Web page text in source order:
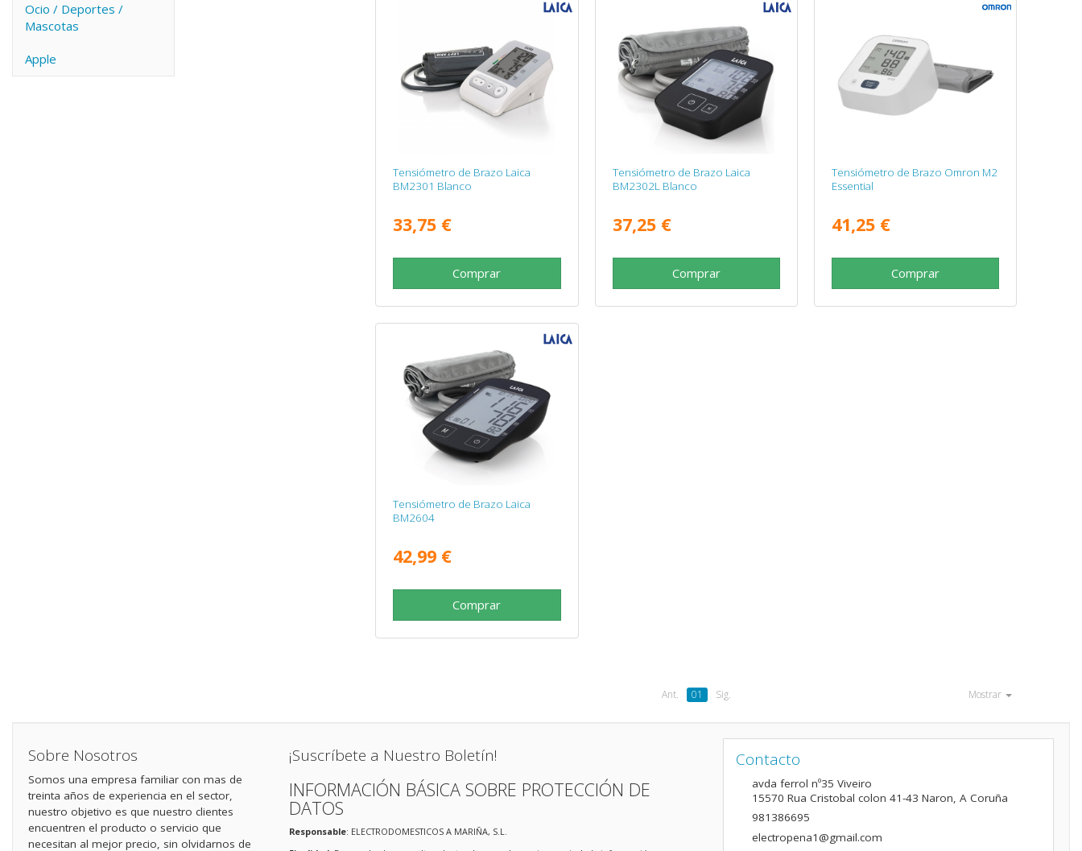
Ocio / Deportes /
Mascotas
Apple
Tensiómetro de Brazo Laica
BM2301 Blanco
33,75 €
Comprar
Tensiómetro de Brazo Laica
BM2302L Blanco
37,25 €
Comprar
Tensiómetro de Brazo Omron M2
Essential
41,25 €
Comprar
Tensiómetro de Brazo Laica
BM2604
42,99 €
Comprar
Ant. 01 Sig. Mostrar
Sobre Nosotros
Somos una empresa familiar con mas de
treinta años de experiencia en el sector,
nuestro objetivo es que nuestro clientes
encuentren el producto o servicio que
necesitan al mejor precio, sin olvidarnos de
¡Suscríbete a Nuestro Boletín!
INFORMACIÓN BÁSICA SOBRE PROTECCIÓN DE
DATOS
Responsable: ELECTRODOMESTICOS A MARIÑA, S.L.
Contacto
avda ferrol nº35 Viveiro
15570 Rua Cristobal colon 41-43 Naron A Coruña
981386695
electropena1@gmail.com